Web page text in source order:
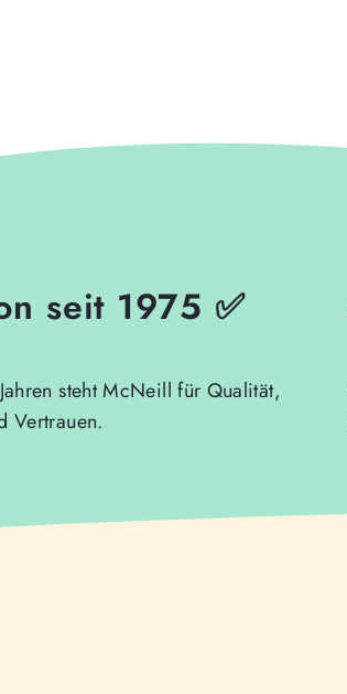
seit 1975 ✅
steht McNeill für Qualität,
Vertrauen.